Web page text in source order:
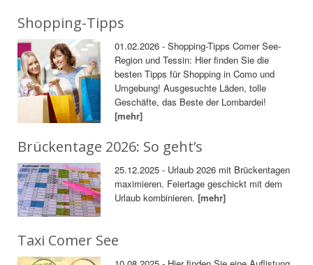
Shopping-Tipps
01.02.2026 - Shopping-Tipps Comer See-
Region und Tessin: Hier finden Sie die
besten Tipps für Shopping in Como und
Umgebung! Ausgesuchte Läden, tolle
Geschäfte, das Beste der Lombardei!
[mehr]
Brückentage 2026: So geht’s
25.12.2025 - Urlaub 2026 mit Brückentagen
maximieren. Feiertage geschickt mit dem
Urlaub kombinieren.[mehr]
Taxi Comer See